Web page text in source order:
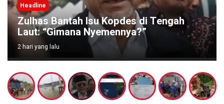
Headline
Zulhas Bantah Isu Kopdes di Tengah
Laut: “Gimana Nyemennya?”
2 hari yang lalu